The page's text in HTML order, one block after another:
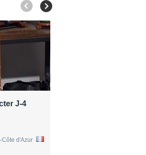
J-4
Côte d'Azur